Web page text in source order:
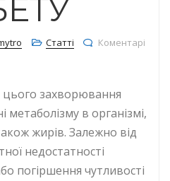
Статті
Коментарі
захворювання
в організмі,
жирів. Залежно від
недостатності
погіршення чутливості